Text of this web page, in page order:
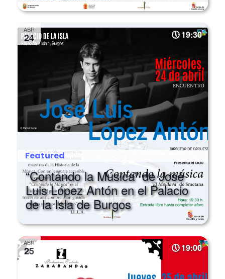
ABR
24 19:30
Featured
“Contando la Música” de José
Luis López Antón en el Palacio
de la Isla de Burgos
ABR
25 19:00